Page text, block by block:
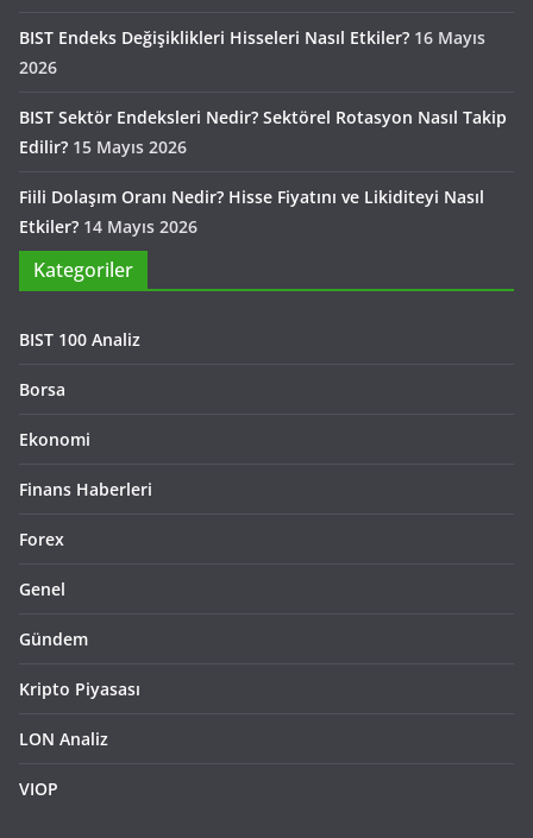
BIST Endeks Değişiklikleri Hisseleri Nasıl Etkiler? 16 Mayıs
2026
BIST Sektör Endeksleri Nedir? Sektörel Rotasyon Nasıl Takip
Edilir? 15 Mayıs 2026
Fiili Dolaşım Oranı Nedir? Hisse Fiyatını ve Likiditeyi Nasıl
Etkiler? 14 Mayıs 2026
Kategoriler
BIST 100 Analiz
Borsa
Ekonomi
Finans Haberleri
Forex
Genel
Gündem
Kripto Piyasası
LON Analiz
VIOP